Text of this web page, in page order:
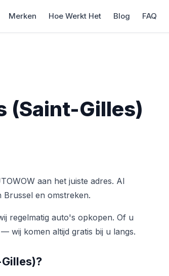
Merken Hoe Werkt Het Blog FAQ
(Saint-Gilles)
aan het juiste adres. Al
en omstreken.
regelmatig auto's opkopen. Of u
wij komen altijd gratis bij u langs.